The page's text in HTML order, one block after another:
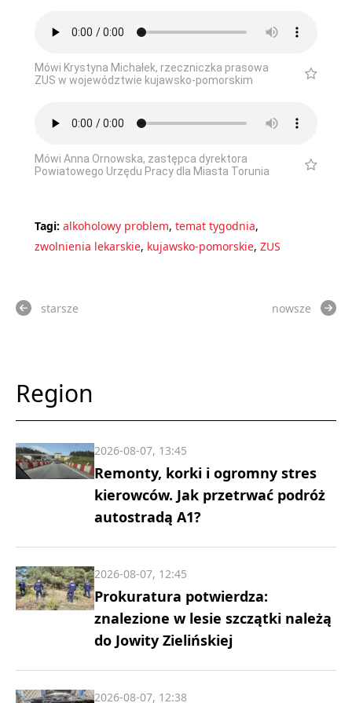
Mówi Krystyna Michałek, rzeczniczka prasowa
ZUS w województwie kujawsko-pomorskim
Mówi Anna Ornowska, zastępca dyrektora
Powiatowego Urzędu Pracy dla Miasta Torunia
Tagi: alkoholowy problem, temat tygodnia,
zwolnienia lekarskie, kujawsko-pomorskie, ZUS
starsze nowsze
Region
Remonty, korki i ogromny stres
kierowców. Jak przetrwać podróż
autostradą A1?
2026-08-07, 13:45
Prokuratura potwierdza:
znalezione w lesie szczątki należą
do Jowity Zielińskiej
2026-08-07, 12:45
2026-08-07, 12:38